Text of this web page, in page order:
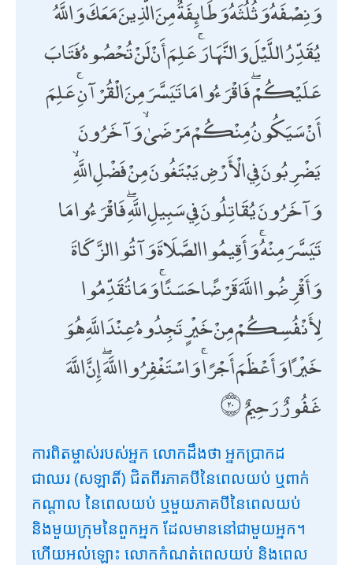
وَنِصْفَهُ وَثُلُثَهُ وَطَائِفَةٌ مِنَ الَّذِينَ مَعَكَ ۚ وَاللَّهُ
يُقَدِّرُ اللَّيْلَ وَالنَّهَارَ ۚ عَلِمَ أَنْ لَنْ تُحْصُوهُ فَتَابَ
عَلَيْكُمْ ۖ فَاقْرَءُوا مَا تَيَسَّرَ مِنَ الْقُرْآنِ ۚ عَلِمَ
أَنْ سَيَكُونُ مِنْكُمْ مَرْضَىٰ ۙ وَآخَرُونَ
يَضْرِبُونَ فِي الْأَرْضِ يَبْتَغُونَ مِنْ فَضْلِ اللَّهِ ۙ
وَآخَرُونَ يُقَاتِلُونَ فِي سَبِيلِ اللَّهِ ۖ فَاقْرَءُوا مَا
تَيَسَّرَ مِنْهُ ۚ وَأَقِيمُوا الصَّلَاةَ وَآتُوا الزَّكَاةَ
وَأَقْرِضُوا اللَّهَ قَرْضًا حَسَنًا ۚ وَمَا تُقَدِّمُوا
لِأَنْفُسِكُمْ مِنْ خَيْرٍ تَجِدُوهُ عِنْدَ اللَّهِ هُوَ
خَيْرًا وَأَعْظَمَ أَجْرًا ۚ وَاسْتَغْفِرُوا اللَّهَ ۖ إِنَّ اللَّهَ
غَفُورٌ رَحِيمٌ
ការពិតម្ចាស់របស់អ្នក លោកដឹងថា អ្នកប្រាកដ
ជាឈរ (សឡាតិ៍) ជិតពីរភាគបីនៃពេលយប់ ឬពាក់
កណ្តាល នៃពេលយប់ ឬមួយភាគបីនៃពេលយប់
និងមួយក្រុមនៃពួកអ្នក ដែលមាននៅជាមួយអ្នក។
ហើយអល់ឡោះ លោកកំណត់ពេលយប់ និងពេល